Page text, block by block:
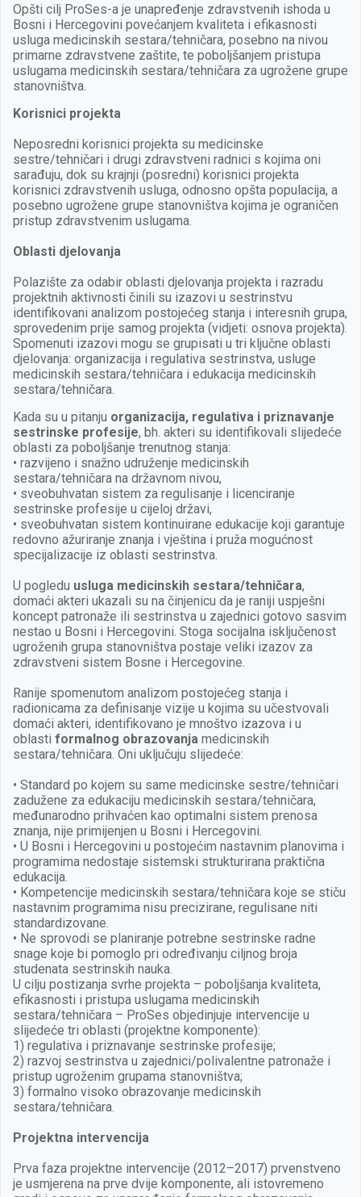
Opšti cilj ProSes-a je unapređenje zdravstvenih ishoda u
Bosni i Hercegovini povećanjem kvaliteta i efikasnosti
usluga medicinskih sestara/tehničara, posebno na nivou
primarne zdravstvene zaštite, te poboljšanjem pristupa
uslugama medicinskih sestara/tehničara za ugrožene grupe
stanovništva.
Korisnici projekta
Neposredni korisnici projekta su medicinske
sestre/tehničari i drugi zdravstveni radnici s kojima oni
sarađuju, dok su krajnji (posredni) korisnici projekta
korisnici zdravstvenih usluga, odnosno opšta populacija, a
posebno ugrožene grupe stanovništva kojima je ograničen
pristup zdravstvenim uslugama.
Oblasti djelovanja
Polazište za odabir oblasti djelovanja projekta i razradu
projektnih aktivnosti činili su izazovi u sestrinstvu
identifikovani analizom postojećeg stanja i interesnih grupa,
sprovedenim prije samog projekta (vidjeti: osnova projekta).
Spomenuti izazovi mogu se grupisati u tri ključne oblasti
djelovanja: organizacija i regulativa sestrinstva, usluge
medicinskih sestara/tehničara i edukacija medicinskih
sestara/tehničara.
Kada su u pitanju organizacija, regulativa i priznavanje
sestrinske profesije, bh. akteri su identifikovali slijedeće
oblasti za poboljšanje trenutnog stanja:
• razvijeno i snažno udruženje medicinskih
sestara/tehničara na državnom nivou,
• sveobuhvatan sistem za regulisanje i licenciranje
sestrinske profesije u cijeloj državi,
• sveobuhvatan sistem kontinuirane edukacije koji garantuje
redovno ažuriranje znanja i vještina i pruža mogućnost
specijalizacije iz oblasti sestrinstva.
U pogledu usluga medicinskih sestara/tehničara,
domaći akteri ukazali su na činjenicu da je raniji uspješni
koncept patronaže ili sestrinstva u zajednici gotovo sasvim
nestao u Bosni i Hercegovini. Stoga socijalna isključenost
ugroženih grupa stanovništva postaje veliki izazov za
zdravstveni sistem Bosne i Hercegovine.
Ranije spomenutom analizom postojećeg stanja i
radionicama za definisanje vizije u kojima su učestvovali
domaći akteri, identifikovano je mnoštvo izazova i u
oblasti formalnog obrazovanja medicinskih
sestara/tehničara. Oni uključuju slijedeće:
• Standard po kojem su same medicinske sestre/tehničari
zadužene za edukaciju medicinskih sestara/tehničara,
međunarodno prihvaćen kao optimalni sistem prenosa
znanja, nije primijenjen u Bosni i Hercegovini.
• U Bosni i Hercegovini u postojećim nastavnim planovima i
programima nedostaje sistemski strukturirana praktična
edukacija.
• Kompetencije medicinskih sestara/tehničara koje se stiču
nastavnim programima nisu precizirane, regulisane niti
standardizovane.
• Ne sprovodi se planiranje potrebne sestrinske radne
snage koje bi pomoglo pri određivanju ciljnog broja
studenata sestrinskih nauka.
U cilju postizanja svrhe projekta – poboljšanja kvaliteta,
efikasnosti i pristupa uslugama medicinskih
sestara/tehničara – ProSes objedinjuje intervencije u
slijedeće tri oblasti (projektne komponente):
1) regulativa i priznavanje sestrinske profesije;
2) razvoj sestrinstva u zajednici/polivalentne patronaže i
pristup ugroženim grupama stanovništva;
3) formalno visoko obrazovanje medicinskih
sestara/tehničara.
Projektna intervencija
Prva faza projektne intervencije (2012–2017) prvenstveno
je usmjerena na prve dvije komponente, ali istovremeno